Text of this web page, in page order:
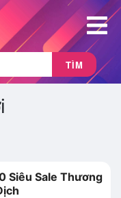
TÌM
Siêu Sale Thương